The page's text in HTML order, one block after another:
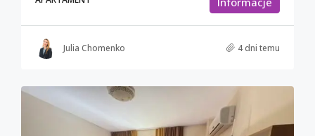
Julia Chomenko 4 dni temu